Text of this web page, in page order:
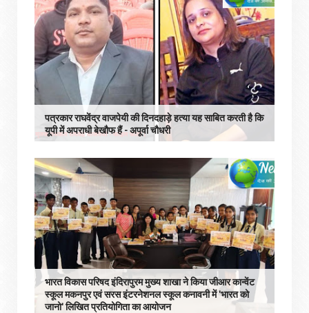
पत्रकार राघवेंद्र वाजपेयी की दिनदहाड़े हत्या यह साबित करती है कि
यूपी में अपराधी बेखौफ हैं - अपूर्वा चौधरी
भारत विकास परिषद इंदिरापुरम मुख्य शाखा ने किया जीआर कान्वेंट
स्कूल मकनपुर एवं सरस इंटरनेशनल स्कूल कनावनी में 'भारत को
जानो' लिखित प्रतियोगिता का आयोजन